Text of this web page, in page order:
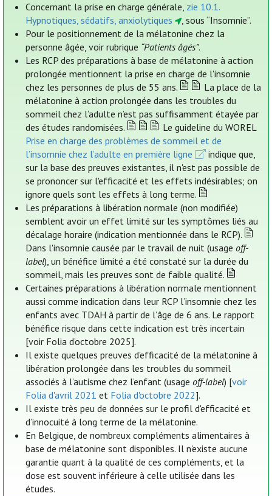
Concernant la prise en charge générale, zie 10.1.
Hypnotiques, sédatifs, anxiolytiques
, sous “Insomnie”.
Pour le positionnement de la mélatonine chez la
personne âgée, voir rubrique “Patients âgés”.
Les RCP des préparations à base de mélatonine à action
prolongée mentionnent la prise en charge de l'insomnie
chez les personnes de plus de 55 ans.
La place de la
mélatonine à action prolongée dans les troubles du
sommeil chez l’adulte n’est pas suffisamment étayée par
des études randomisées.
Le guideline du WOREL
Prise en charge des problèmes de sommeil et de
l’insomnie chez l’adulte en première ligne
indique que,
sur la base des preuves existantes, il n'est pas possible de
se prononcer sur l'efficacité et les effets indésirables; on
ignore quels sont les effets à long terme.
Les préparations à libération normale (non modifiée)
semblent avoir un effet limité sur les symptômes liés au
décalage horaire (indication mentionnée dans le RCP).
Dans l'insomnie causée par le travail de nuit (usageoff-
label), un bénéfice limité a été constaté sur la durée du
sommeil, mais les preuves sont de faible qualité.
Certaines préparations à libération normale mentionnent
aussi comme indication dans leur RCP l’insomnie chez les
enfants avec TDAH à partir de l’âge de 6 ans. Le rapport
bénéfice risque dans cette indication est très incertain
[voir Folia d’octobre 2025].
Il existe quelques preuves d’efficacité de la mélatonine à
libération prolongée dans les troubles du sommeil
associés à l’autisme chez l’enfant (usageoff-label) [voir
Folia d'avril 2021 et Folia d'octobre 2022].
Il existe très peu de données sur le profil d'efficacité et
d’innocuité à long terme de la mélatonine.
En Belgique, de nombreux compléments alimentaires à
base de mélatonine sont disponibles. Il n'existe aucune
garantie quant à la qualité de ces compléments, et la
dose est souvent inférieure à celle utilisée dans les
études.